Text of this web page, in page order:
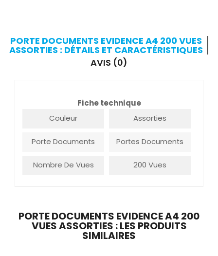
PORTE DOCUMENTS EVIDENCE A4 200 VUES
ASSORTIES : DÉTAILS ET CARACTÉRISTIQUES
AVIS (0)
Fiche technique
Couleur
Assorties
Porte Documents Portes Documents
Nombre De Vues 200 Vues
PORTE DOCUMENTS EVIDENCE A4 200
VUES ASSORTIES : LES PRODUITS
SIMILAIRES